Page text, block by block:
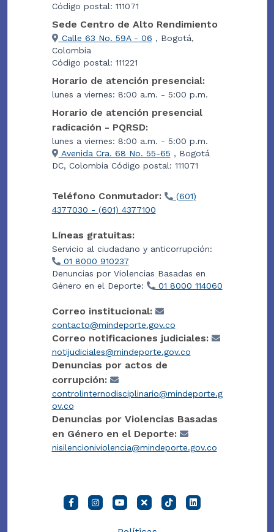
Código postal: 111071
Sede Centro de Alto Rendimiento
Calle 63 No. 59A - 06 , Bogotá,
Colombia
Código postal: 111221
Horario de atención presencial:
lunes a viernes: 8:00 a.m. - 5:00 p.m.
Horario de atención presencial
radicación - PQRSD:
lunes a viernes: 8:00 a.m. - 5:00 p.m.
Avenida Cra. 68 No. 55-65 , Bogotá
DC, Colombia Código postal: 111071
Teléfono Conmutador:
(601)
4377030 - (601) 4377100
Líneas gratuitas:
Servicio al ciudadano y anticorrupción:
01 8000 910237
Denuncias por Violencias Basadas en
Género en el Deporte:
01 8000 114060
Correo institucional:
contacto@mindeporte.gov.co
Correo notificaciones judiciales:
notijudiciales@mindeporte.gov.co
Denuncias por actos de
corrupción:
controlinternodisciplinario@mindeporte.g
ov.co
Denuncias por Violencias Basadas
en Género en el Deporte:
nisilencioniviolencia@mindeporte.gov.co